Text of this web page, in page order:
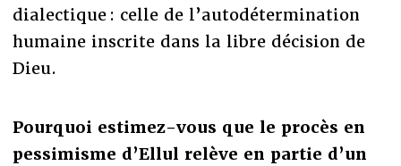
dialectique : celle de l’autodétermination
humaine inscrite dans la libre décision de
Dieu.
Pourquoi estimez-vous que le procès en
pessimisme d’Ellul relève en partie d’un